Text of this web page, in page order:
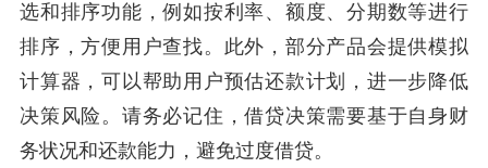
选和排序功能，例如按利率、额度、分期数等进行
排序，方便用户查找。此外，部分产品会提供模拟
计算器，可以帮助用户预估还款计划，进一步降低
决策风险。请务必记住，借贷决策需要基于自身财
务状况和还款能力，避免过度借贷。